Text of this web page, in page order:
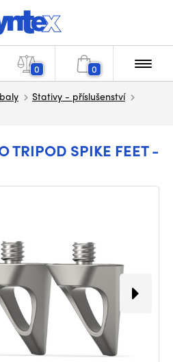
0 0
Stativy - příslušenství
TRIPOD SPIKE FEET -